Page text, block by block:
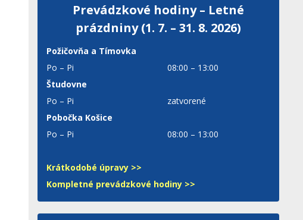
Prevádzkové hodiny – Letné
prázdniny (1. 7. – 31. 8. 2026)
Požičovňa a Tímovka
Po – Pi
08:00 – 13:00
Študovne
Po – Pi
zatvorené
Pobočka Košice
Po – Pi
08:00 – 13:00
Krátkodobé úpravy >>
Kompletné prevádzkové hodiny >>